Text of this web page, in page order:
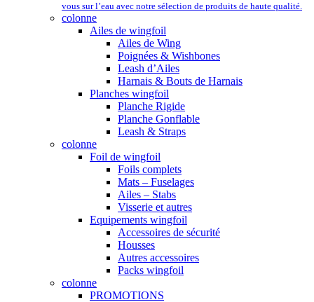
vous sur l’eau avec notre sélection de produits de haute qualité.
colonne
Ailes de wingfoil
Ailes de Wing
Poignées & Wishbones
Leash d’Ailes
Harnais & Bouts de Harnais
Planches wingfoil
Planche Rigide
Planche Gonflable
Leash & Straps
colonne
Foil de wingfoil
Foils complets
Mats – Fuselages
Ailes – Stabs
Visserie et autres
Equipements wingfoil
Accessoires de sécurité
Housses
Autres accessoires
Packs wingfoil
colonne
PROMOTIONS